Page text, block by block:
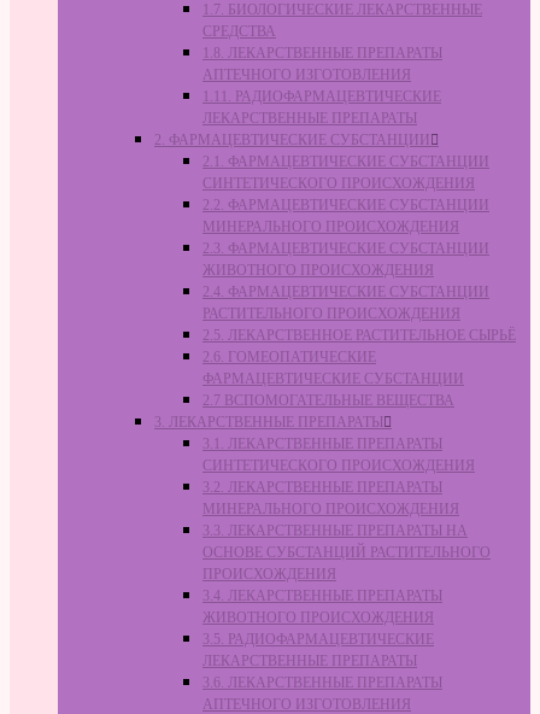
1.7. БИОЛОГИЧЕСКИЕ ЛЕКАРСТВЕННЫЕ
СРЕДСТВА
1.8. ЛЕКАРСТВЕННЫЕ ПРЕПАРАТЫ
АПТЕЧНОГО ИЗГОТОВЛЕНИЯ
1.11. РАДИОФАРМАЦЕВТИЧЕСКИЕ
ЛЕКАРСТВЕННЫЕ ПРЕПАРАТЫ
2. ФАРМАЦЕВТИЧЕСКИЕ СУБСТАНЦИИ
2.1. ФАРМАЦЕВТИЧЕСКИЕ СУБСТАНЦИИ
СИНТЕТИЧЕСКОГО ПРОИСХОЖДЕНИЯ
2.2. ФАРМАЦЕВТИЧЕСКИЕ СУБСТАНЦИИ
МИНЕРАЛЬНОГО ПРОИСХОЖДЕНИЯ
2.3. ФАРМАЦЕВТИЧЕСКИЕ СУБСТАНЦИИ
ЖИВОТНОГО ПРОИСХОЖДЕНИЯ
2.4. ФАРМАЦЕВТИЧЕСКИЕ СУБСТАНЦИИ
РАСТИТЕЛЬНОГО ПРОИСХОЖДЕНИЯ
2.5. ЛЕКАРСТВЕННОЕ РАСТИТЕЛЬНОЕ СЫРЬЁ
2.6. ГОМЕОПАТИЧЕСКИЕ
ФАРМАЦЕВТИЧЕСКИЕ СУБСТАНЦИИ
2.7 ВСПОМОГАТЕЛЬНЫЕ ВЕЩЕСТВА
3. ЛЕКАРСТВЕННЫЕ ПРЕПАРАТЫ
3.1. ЛЕКАРСТВЕННЫЕ ПРЕПАРАТЫ
СИНТЕТИЧЕСКОГО ПРОИСХОЖДЕНИЯ
3.2. ЛЕКАРСТВЕННЫЕ ПРЕПАРАТЫ
МИНЕРАЛЬНОГО ПРОИСХОЖДЕНИЯ
3.3. ЛЕКАРСТВЕННЫЕ ПРЕПАРАТЫ НА
ОСНОВЕ СУБСТАНЦИЙ РАСТИТЕЛЬНОГО
ПРОИСХОЖДЕНИЯ
3.4. ЛЕКАРСТВЕННЫЕ ПРЕПАРАТЫ
ЖИВОТНОГО ПРОИСХОЖДЕНИЯ
3.5. РАДИОФАРМАЦЕВТИЧЕСКИЕ
ЛЕКАРСТВЕННЫЕ ПРЕПАРАТЫ
3.6. ЛЕКАРСТВЕННЫЕ ПРЕПАРАТЫ
АПТЕЧНОГО ИЗГОТОВЛЕНИЯ